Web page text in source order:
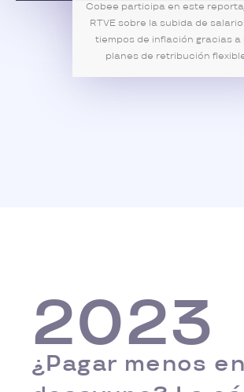
Cobee participa en este
RTVE sobre la subida de
tiempos de inflación gracias a
planes de retribución
2023
¿Pagar menos